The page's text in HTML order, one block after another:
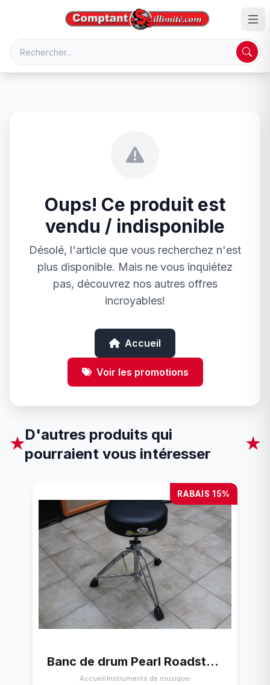
Oups! Ce produit est
vendu / indisponible
Désolé, l'article que vous recherchez n'est
plus disponible. Mais ne vous inquiétez
pas, découvrez nos autres offres
incroyables!
Accueil
Voir les promotions
★
D'autres produits qui
pourraient vous intéresser
★
RABAIS 15%
Banc de drum Pearl Roadster Throne D-1000N
Accueil/Instruments de musique/